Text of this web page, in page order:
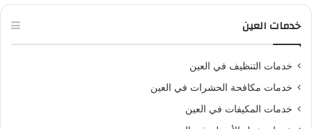
خدمات العين
خدمات التنظيف في العين
خدمات مكافحة الحشرات في العين
خدمات المكيفات في العين